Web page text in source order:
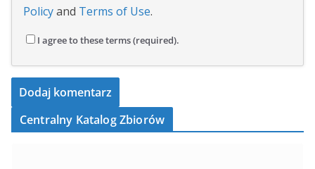
Policyand Terms of Use.
I agree to these terms (required).
Centralny Katalog Zbiorów